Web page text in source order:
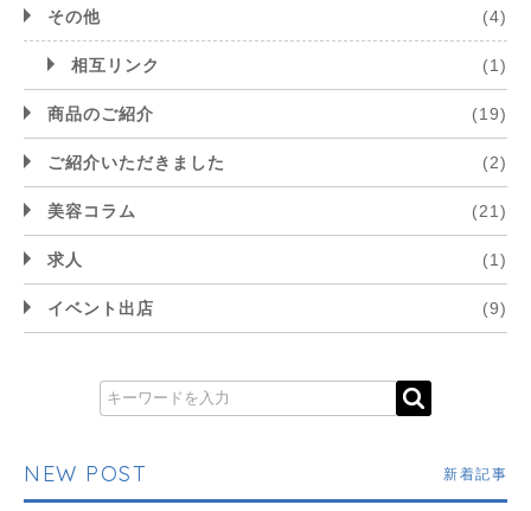
その他 (4)
相互リンク (1)
商品のご紹介 (19)
ご紹介いただきました (2)
美容コラム (21)
求人 (1)
イベント出店 (9)
NEW POST 新着記事